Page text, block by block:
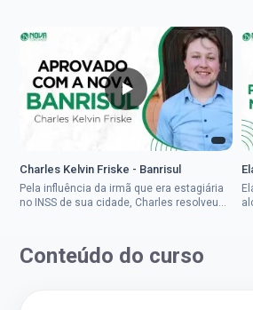
Charles Kelvin Friske - Banrisul
Pela influência da irmã que era estagiária
no INSS de sua cidade, Charles resolveu
Conteúdo do curso